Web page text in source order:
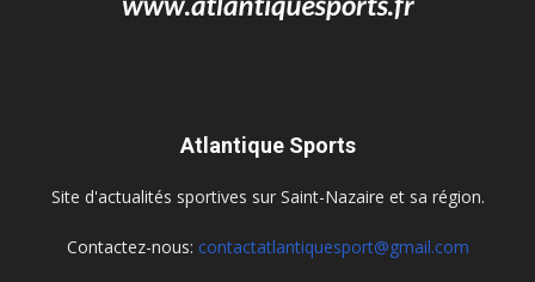
Atlantique Sports
Site d'actualités sportives sur Saint-Nazaire et sa région.
Contactez-nous: contactatlantiquesport@gmail.com